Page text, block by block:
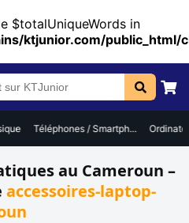
$totalUniqueWords in
ktjunior.com/public_html/
Téléphones / Smartph...
au Cameroun –
accessoires-laptop-